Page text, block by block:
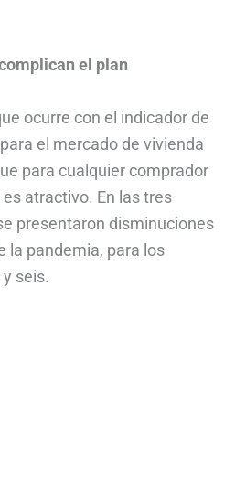
el plan
ocurre con el indicador de
el mercado de vivienda
para cualquier comprador
atractivo. En las tres
presentaron disminuciones
la pandemia, para los
seis.